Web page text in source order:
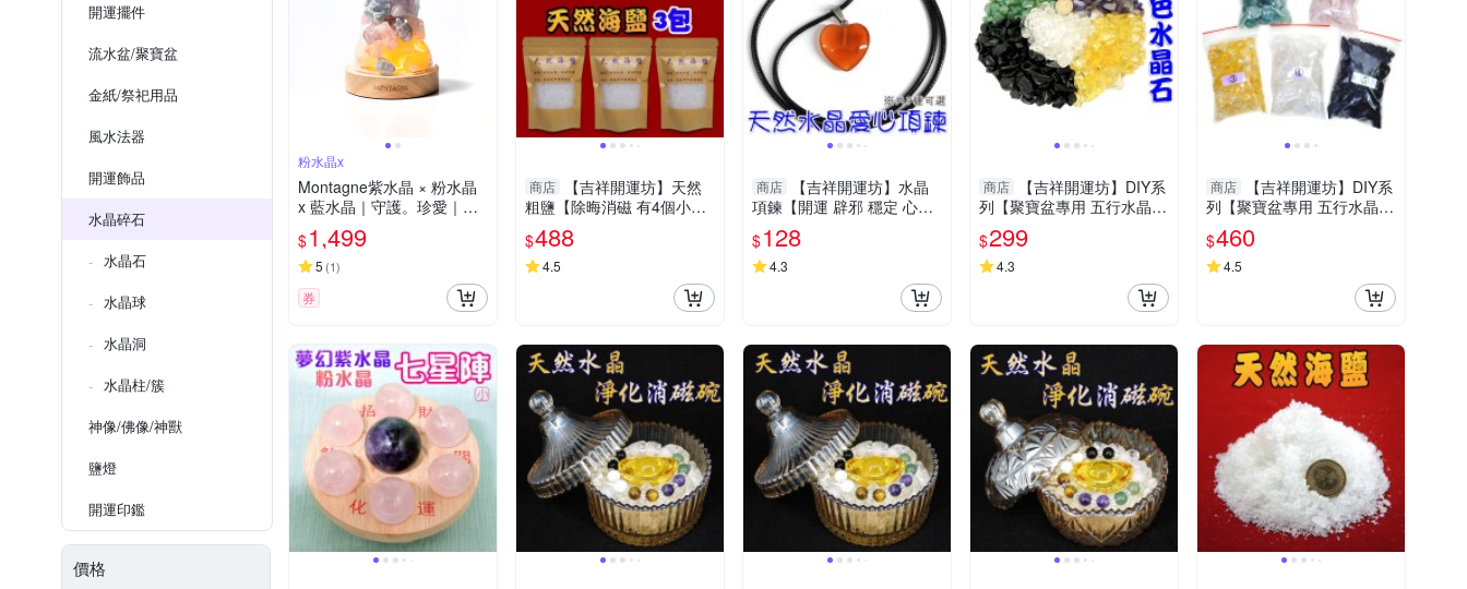
開運擺件
流水盆/聚寶盆
金紙/祭祀用品
風水法器
開運飾品
水晶碎石
水晶石
水晶球
水晶洞
水晶柱/簇
神像/佛像/神獸
鹽燈
開運印鑑
價格
粉水晶x
Montagne紫水晶 × 粉水晶
x 藍水晶｜守護。珍愛｜富
士山水晶擴香組 精油可選
$1,499
5 (1)
券
商店
【吉祥開運坊】天然
粗鹽【除晦消磁 有4個小小
聚寶盆+3包海鹽 消磁碗+海
鹽】淨化陽宅
$488
4.5
商店
【吉祥開運坊】水晶
項鍊【開運 辟邪 穩定 心型
愛心水晶墜頭 有九款可供選
擇 】淨化 擇日
$128
4.3
商店
【吉祥開運坊】DIY系
列【聚寶盆專用 五行水晶石
五色石 大顆 每包100公克
共500公克】已淨化
$299
4.3
商店
【吉祥開運坊】DIY系
列【聚寶盆專用 五行水晶石
五色石 大顆 每個顏色200公
克 共1kg】已淨化
$460
4.5